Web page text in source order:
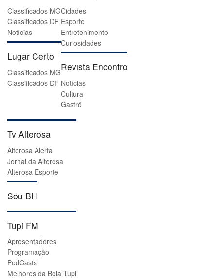
Classificados MG
Classificados DF
Notícias
Lugar Certo
Classificados MG
Classificados DF
Cidades
Esporte
Entretenimento
Curiosidades
Revista Encontro
Notícias
Cultura
Gastrô
Tv Alterosa
Alterosa Alerta
Jornal da Alterosa
Alterosa Esporte
Sou BH
Tupi FM
Apresentadores
Programação
PodCasts
Melhores da Bola Tupi